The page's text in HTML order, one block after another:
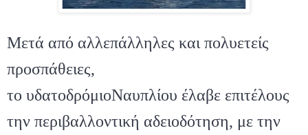
Μετά από αλλεπάλληλες και πολυετείς
προσπάθειες,
το υδατοδρόμιοΝαυπλίου έλαβε επιτέλους
την περιβαλλοντική αδειοδότηση, με την